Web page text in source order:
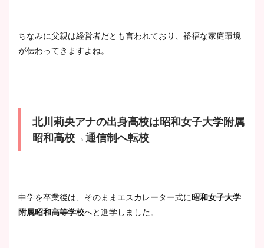
ちなみに父親は経営者だとも言われており、裕福な家庭環境
が伝わってきますよね。
北川莉央アナの出身高校は昭和女子大学附属
昭和高校→通信制へ転校
中学を卒業後は、そのままエスカレーター式に昭和女子大学
附属昭和高等学校へと進学しました。